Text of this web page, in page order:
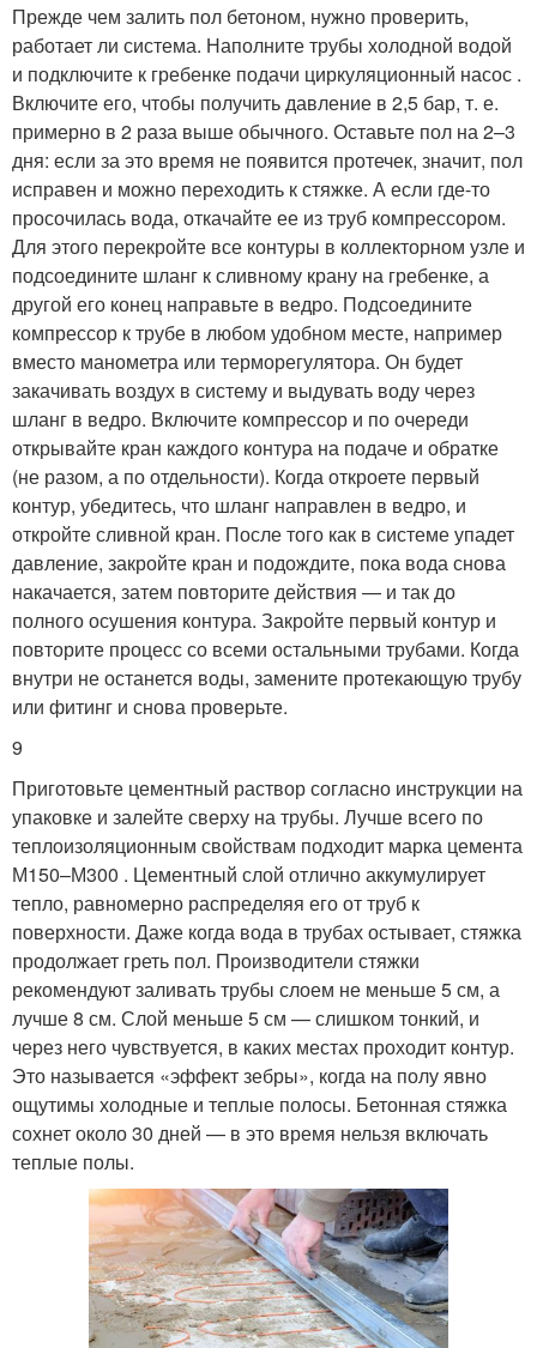
Прежде чем залить пол бетоном, нужно проверить,
работает ли система. Наполните трубы холодной водой
и подключите к гребенке подачи циркуляционный насос .
Включите его, чтобы получить давление в 2,5 бар, т. е.
примерно в 2 раза выше обычного. Оставьте пол на 2–3
дня: если за это время не появится протечек, значит, пол
исправен и можно переходить к стяжке. А если где-то
просочилась вода, откачайте ее из труб компрессором.
Для этого перекройте все контуры в коллекторном узле и
подсоедините шланг к сливному крану на гребенке, а
другой его конец направьте в ведро. Подсоедините
компрессор к трубе в любом удобном месте, например
вместо манометра или терморегулятора. Он будет
закачивать воздух в систему и выдувать воду через
шланг в ведро. Включите компрессор и по очереди
открывайте кран каждого контура на подаче и обратке
(не разом, а по отдельности). Когда откроете первый
контур, убедитесь, что шланг направлен в ведро, и
откройте сливной кран. После того как в системе упадет
давление, закройте кран и подождите, пока вода снова
накачается, затем повторите действия — и так до
полного осушения контура. Закройте первый контур и
повторите процесс со всеми остальными трубами. Когда
внутри не останется воды, замените протекающую трубу
или фитинг и снова проверьте.
9
Приготовьте цементный раствор согласно инструкции на
упаковке и залейте сверху на трубы. Лучше всего по
теплоизоляционным свойствам подходит марка цемента
М150–М300 . Цементный слой отлично аккумулирует
тепло, равномерно распределяя его от труб к
поверхности. Даже когда вода в трубах остывает, стяжка
продолжает греть пол. Производители стяжки
рекомендуют заливать трубы слоем не меньше 5 см, а
лучше 8 см. Слой меньше 5 см — слишком тонкий, и
через него чувствуется, в каких местах проходит контур.
Это называется «эффект зебры», когда на полу явно
ощутимы холодные и теплые полосы. Бетонная стяжка
сохнет около 30 дней — в это время нельзя включать
теплые полы.